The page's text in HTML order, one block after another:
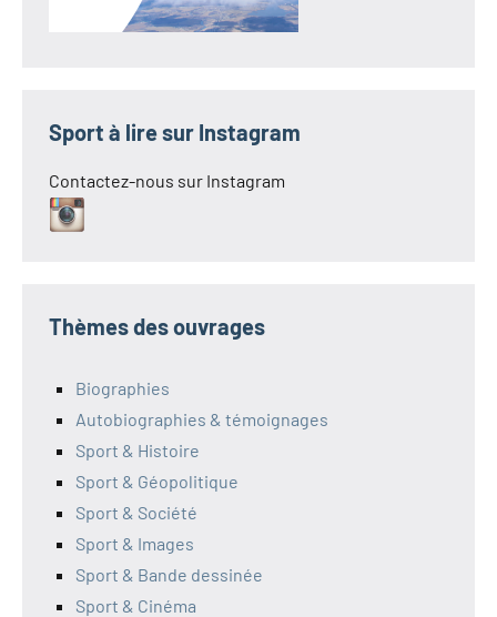
Sport à lire sur Instagram
Contactez-nous sur Instagram
Thèmes des ouvrages
Biographies
Autobiographies & témoignages
Sport & Histoire
Sport & Géopolitique
Sport & Société
Sport & Images
Sport & Bande dessinée
Sport & Cinéma